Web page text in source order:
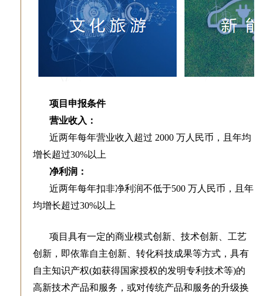
项目申报条件
营业收入：
近两年每年营业收入超过 2000 万人民币，且年均
增长超过30%以上
净利润：
近两年每年扣非净利润不低于500 万人民币，且年
均增长超过30%以上
项目具有一定的商业模式创新、技术创新、工艺
创新，即依靠自主创新、转化科技成果等方式，具有
自主知识产权(如获得国家授权的发明专利技术等)的
高新技术产品和服务，或对传统产品和服务的升级换